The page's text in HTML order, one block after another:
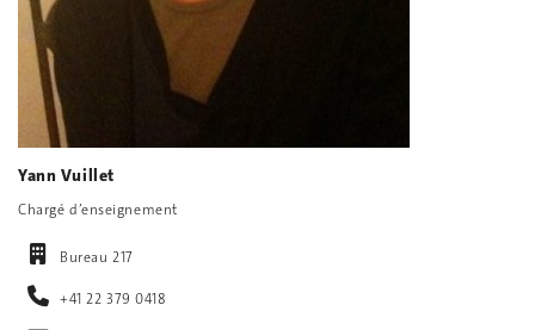
Yann Vuillet
Chargé d’enseignement
Bureau 217
+41 22 379 0418